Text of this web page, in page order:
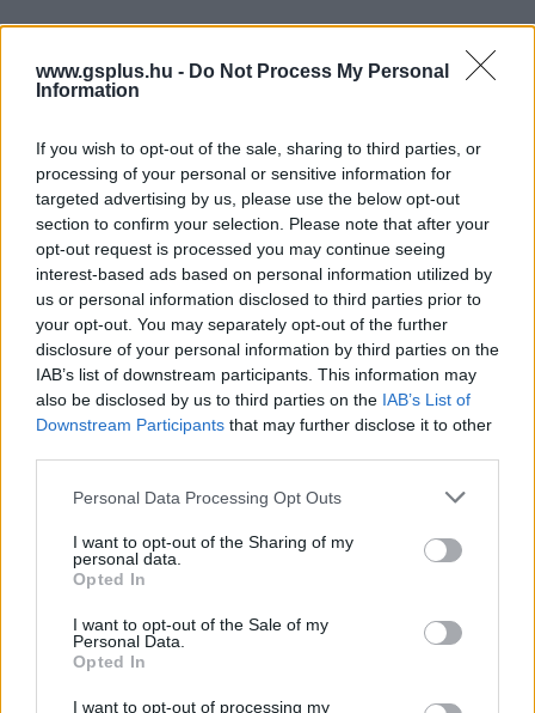
www.gsplus.hu - Do Not Process My Personal
Information
If you wish to opt-out of the sale, sharing to third parties, or
processing of your personal or sensitive information for
targeted advertising by us, please use the below opt-out
section to confirm your selection. Please note that after your
opt-out request is processed you may continue seeing
interest-based ads based on personal information utilized by
us or personal information disclosed to third parties prior to
your opt-out. You may separately opt-out of the further
disclosure of your personal information by third parties on the
IAB’s list of downstream participants. This information may
also be disclosed by us to third parties on the IAB’s List of
Downstream Participants that may further disclose it to other
Please note that this website/app uses one or more Google
not limited to your visit or usage behaviour. You may click to
grant or deny consent to Google and its third-party tags to
use your data for below specified purposes in below Google
consent section.
Personal Data Processing Opt Outs
I want to opt-out of the Sharing of my
personal data.
Opted In
I want to opt-out of the Sale of my
Personal Data.
Opted In
I want to opt-out of processing my
Címkék: #epic games store #ingyen játék vaudeville
Platformok: PC
Hozzászólások
Mégis feláldozhatók a nők
Sylvester Stallone
univerzumában, csak elkészül a
The Expendabelles
Chavalier|2026 május 15. 18:30